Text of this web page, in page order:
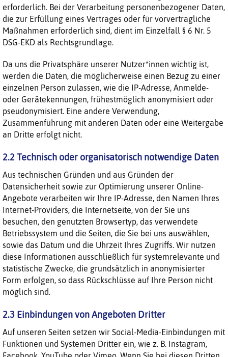
erforderlich. Bei der Verarbeitung personenbezogener Daten,
die zur Erfüllung eines Vertrages oder für vorvertragliche
Maßnahmen erforderlich sind, dient im Einzelfall § 6 Nr. 5
DSG-EKD als Rechtsgrundlage.
Da uns die Privatsphäre unserer Nutzer*innen wichtig ist,
werden die Daten, die möglicherweise einen Bezug zu einer
einzelnen Person zulassen, wie die IP-Adresse, Anmelde-
oder Gerätekennungen, frühestmöglich anonymisiert oder
pseudonymisiert. Eine andere Verwendung,
Zusammenführung mit anderen Daten oder eine Weitergabe
an Dritte erfolgt nicht.
2.2 Technisch oder organisatorisch notwendige Daten
Aus technischen Gründen und aus Gründen der
Datensicherheit sowie zur Optimierung unserer Online-
Angebote verarbeiten wir Ihre IP-Adresse, den Namen Ihres
Internet-Providers, die Internetseite, von der Sie uns
besuchen, den genutzten Browsertyp, das verwendete
Betriebssystem und die Seiten, die Sie bei uns auswählen,
sowie das Datum und die Uhrzeit Ihres Zugriffs. Wir nutzen
diese Informationen ausschließlich für systemrelevante und
statistische Zwecke, die grundsätzlich in anonymisierter
Form erfolgen, so dass Rückschlüsse auf Ihre Person nicht
möglich sind.
2.3 Einbindungen von Angeboten Dritter
Auf unseren Seiten setzen wir Social-Media-Einbindungen mit
Funktionen und Systemen Dritter ein, wie z. B. Instagram,